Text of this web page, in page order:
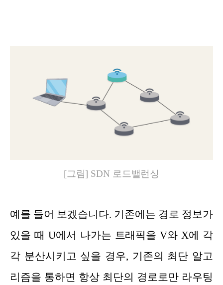
[그림] SDN 로드밸런싱
예를 들어 보겠습니다. 기존에는 경로 정보가
있을 때 U에서 나가는 트래픽을 V와 X에 각
각 분산시키고 싶을 경우, 기존의 최단 알고
리즘을 통하면 항상 최단의 경로로만 라우팅